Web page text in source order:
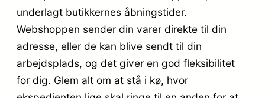
underlagt butikkernes åbningstider.
Webshoppen sender din varer direkte til din
adresse, eller de kan blive sendt til din
arbejdsplads, og det giver en god fleksibilitet
for dig. Glem alt om at stå i kø, hvor